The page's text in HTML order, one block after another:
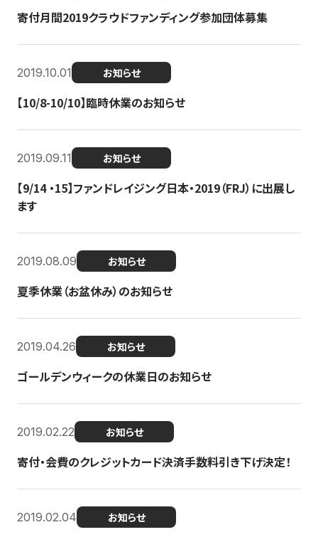
寄付月間2019クラウドファンディング参加団体募集
2019.10.01 お知らせ
【10/8-10/10】臨時休業のお知らせ
2019.09.11 お知らせ
【9/14 ・15】ファンドレイジング日本・2019（FRJ）に出展し
ます
2019.08.09 お知らせ
夏季休業（お盆休み）のお知らせ
2019.04.26 お知らせ
ゴールデンウィークの休業日のお知らせ
2019.02.22 お知らせ
寄付・会費のクレジットカード決済手数料引き下げ決定！
2019.02.04 お知らせ